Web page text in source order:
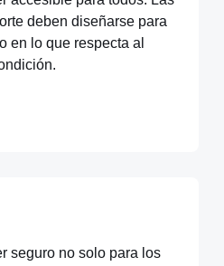
deben diseñarse para
en lo que respecta al
seguro no solo para los